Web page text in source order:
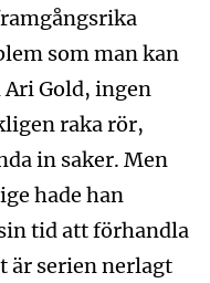
som man kan
Gold, ingen
raka rör,
in saker. Men
hade han
tid att förhandla
är serien nerlagt